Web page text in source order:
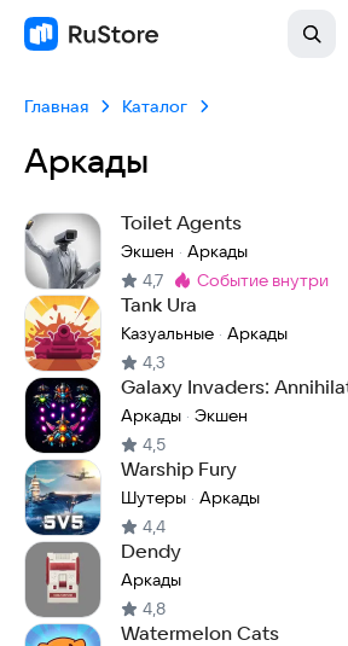
Главная Каталог
Аркады
Toilet Agents
Экшен · Аркады
4,7 Метка:
событие внутри
Tank Ura
Казуальные · Аркады
4,3
Galaxy Invaders:
Аркады · Экшен
4,5
Warship Fury
Шутеры · Аркады
4,4
Dendy
Аркады
4,8
Watermelon Cats